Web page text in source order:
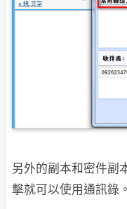
另外的副本和密件副
擊就可以使用通訊錄。